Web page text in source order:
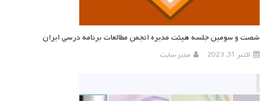
شصت و سومین جلسه هیئت مدیره انجمن مطالعات برنامه درسی ایران
اکتبر 31, 2023 مدیر سایت